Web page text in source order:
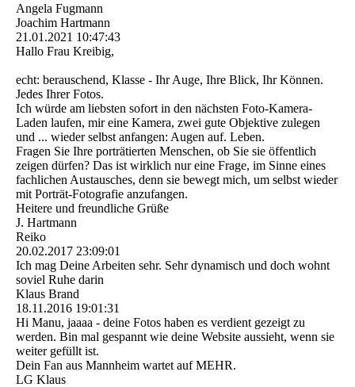
Angela Fugmann
Joachim Hartmann
21.01.2021 10:47:43
Hallo Frau Kreibig,
echt: berauschend, Klasse - Ihr Auge, Ihre Blick, Ihr Können.
Jedes Ihrer Fotos.
Ich würde am liebsten sofort in den nächsten Foto-Kamera-
Laden laufen, mir eine Kamera, zwei gute Objektive zulegen
und ... wieder selbst anfangen: Augen auf. Leben.
Fragen Sie Ihre porträtierten Menschen, ob Sie sie öffentlich
zeigen dürfen? Das ist wirklich nur eine Frage, im Sinne eines
fachlichen Austausches, denn sie bewegt mich, um selbst wieder
mit Porträt-Fotografie anzufangen.
Heitere und freundliche Grüße
J. Hartmann
Reiko
20.02.2017 23:09:01
Ich mag Deine Arbeiten sehr. Sehr dynamisch und doch wohnt
soviel Ruhe darin
Klaus Brand
18.11.2016 19:01:31
Hi Manu, jaaaa - deine Fotos haben es verdient gezeigt zu
werden. Bin mal gespannt wie deine Website aussieht, wenn sie
weiter gefüllt ist.
Dein Fan aus Mannheim wartet auf MEHR.
LG Klaus